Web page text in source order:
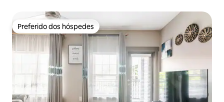
Preferido dos hóspedes
Preferido dos hóspedes